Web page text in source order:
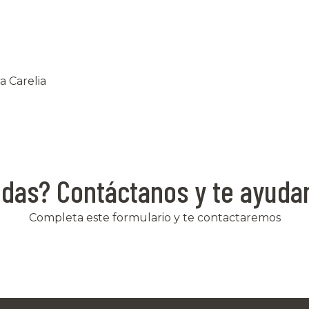
Carelia
Contáctanos y te
Completa este formulario y te contactaremos